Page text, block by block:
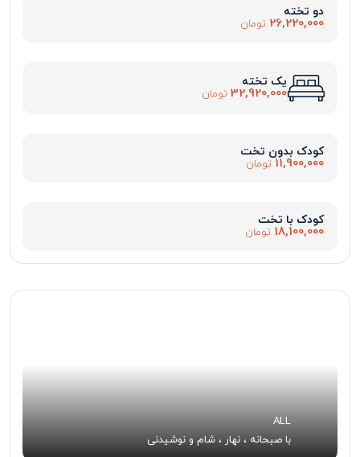
دو تخته
26,220,000 تومان
یک تخته
32,920,000 تومان
کودک بدون تخت
11,900,000 تومان
کودک با تخت
18,100,000 تومان
ALL
با صبحانه ، نهار ، شام و نوشیدنی